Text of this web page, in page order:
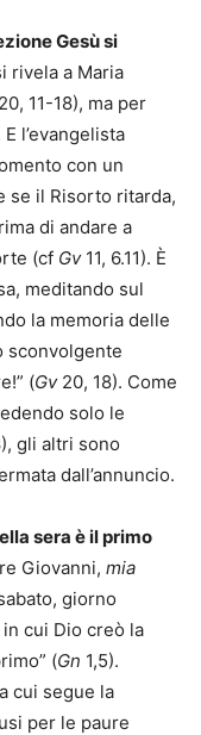
Gesù si
rivela a Maria
11-18), ma per
l’evangelista
con un
se il Risorto ritarda,
di andare a
(cf Gv11, 6.11). È
meditando sul
la memoria delle
sconvolgente
(Gv20, 18). Come
solo le
gli altri sono
dall’annuncio.
sera è il primo
Giovanni, mia
giorno
cui Dio creò la
(Gn 1,5).
cui segue la
per le paure